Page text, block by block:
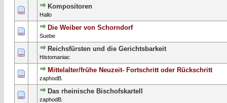
Kompositoren
Hallo
0 Bewertung(en) - 0 von 5 durchschnittlich
Die Weiber von Schorndorf
Suebe
0 Bewertung(en) - 0 von 5 durchschnittlich
1234
Reichsfürsten und die Gerichtsbarkeit
Histomaniac
0 Bewertung(en) - 0 von 5 durchschnittlich
12345
Mittelalter/frühe Neuzeit- Fortschritt oder Rückschritt
zaphodB.
0 Bewertung(en) - 0 von 5 durchschnittlich
1 2 34 5
Das rheinische Bischofskartell
zaphodB.
0 Bewertung(en) - 0 von 5 durchschnittlich
12345